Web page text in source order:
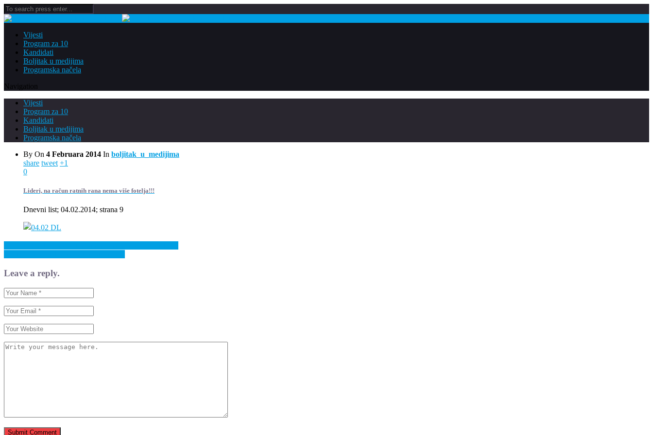
Vijesti
Program za 10
Kandidati
Boljitak u medijima
Programska načela
Navigation
Vijesti
Program za 10
Kandidati
Boljitak u medijima
Programska načela
By On 4 Februara 2014 In boljitak_u_medijima
share tweet +1
0
Lideri, na račun ratnih rana nema više fotelja!!!
Dnevni list; 04.02.2014; strana 9
Leave a reply.